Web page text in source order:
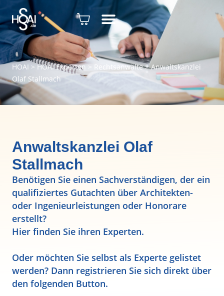
HOAI > HOAI Experten> Rechtsanwälte>Anwaltskanzlei
Olaf Stallmach
Anwaltskanzlei Olaf
Stallmach
Benötigen Sie einen Sachverständigen, der ein
qualifiziertes Gutachten über Architekten-
oder Ingenieurleistungen oder Honorare
erstellt?
Hier finden Sie ihren Experten.
Oder möchten Sie selbst als Experte gelistet
werden? Dann registrieren Sie sich direkt über
den folgenden Button.